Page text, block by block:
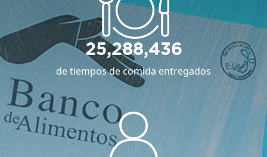
25,288,436
de tiempos de comida entregados